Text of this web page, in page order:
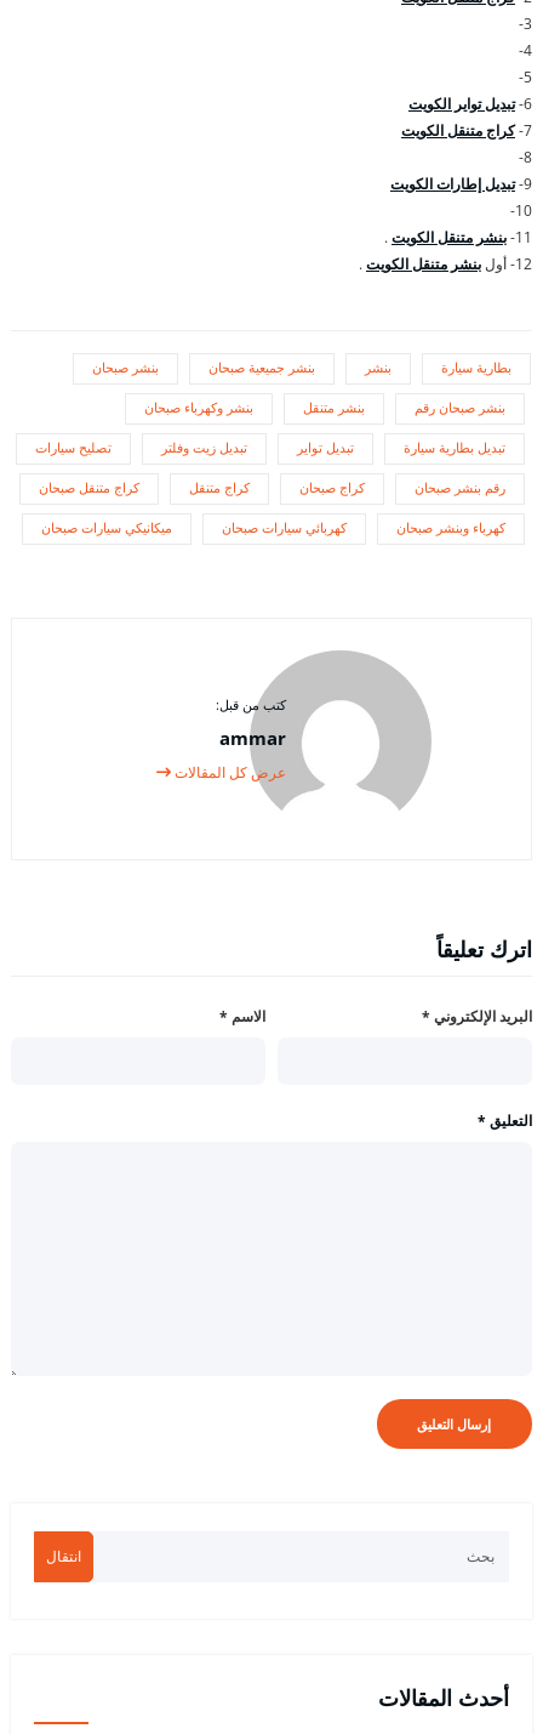
3-
4-
5-
6- تبديل تواير الكويت
7- كراج متنقل الكويت
8-
9- تبديل إطارات الكويت
10-
11- بنشر متنقل الكويت.
12- أول
بنشر متنقل الكويت.
بطارية سيارة بنشر بنشر جميعية صبحان بنشر صبحان
بنشر صبحان رقم بنشر متنقل بنشر وكهرباء صبحان
تبديل بطارية سيارة تبديل تواير تبديل زيت وفلتر تصليح سيارات
رقم بنشر صبحان كراج صبحان كراج متنقل كراج متنقل صبحان
كهرباء وبنشر صبحان كهربائي سيارات صبحان ميكانيكي سيارات صبحان
كتب من قبل:
ammar
عرض كل المقالات
اترك تعليقاً
الاسم * البريد الإلكتروني *
التعليق *
انتقال
أحدث المقالات